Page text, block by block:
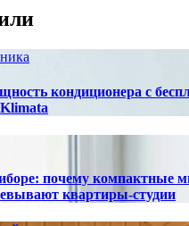
кондиционера с
почему компактные
квартиры-студии